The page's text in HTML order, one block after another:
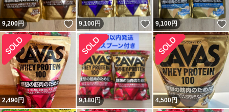
9,200円 いいね！
9,100円 いいね！
9,100円
2,490円 9,180円 4,500円